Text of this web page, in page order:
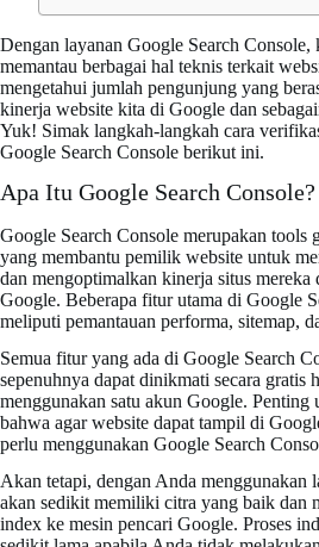
Dengan layanan Google Search Console,
memantau berbagai hal teknis terkait
mengetahui jumlah pengunjung yang
kinerja website kita di Google dan
Yuk! Simak langkah-langkah cara
Google Search Console berikut ini.
Apa Itu Google Search Console?
Google Search Console merupakan tools
yang membantu pemilik website untuk
dan mengoptimalkan kinerja situs mereka
Google. Beberapa fitur utama di Google
meliputi pemantauan performa, sitemap,
Semua fitur yang ada di Google Search
sepenuhnya dapat dinikmati secara gratis
menggunakan satu akun Google. Penting
bahwa agar website dapat tampil di
perlu menggunakan Google Search
Akan tetapi, dengan Anda menggunakan
akan sedikit memiliki citra yang baik dan
index ke mesin pencari Google. Proses